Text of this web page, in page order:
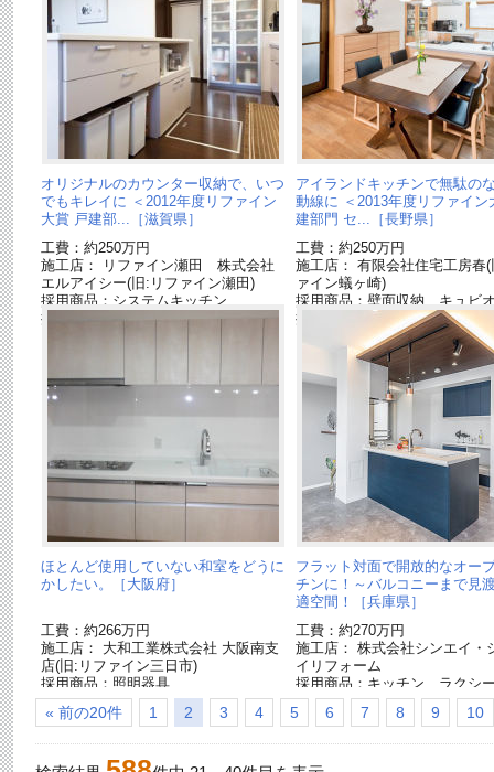
オリジナルのカウンター収納で、いつ
でもキレイに ＜2012年度リファイン
大賞 戸建部...［滋賀県］
工費：約250万円
施工店： リファイン瀬田 株式会社
エルアイシー(旧:リファイン瀬田)
採用商品：システムキッチン
採用商品：リビングステーションS[終
アイランドキッチンで無駄の
動線に ＜2013年度リファイン
建部門 セ...［長野県］
工費：約250万円
施工店： 有限会社住宅工房春
ァイン蟻ヶ崎)
採用商品：壁面収納 キュビ
採用商品：リビングステーシ
ほとんど使用していない和室をどうに
かしたい。［大阪府］
工費：約266万円
施工店： 大和工業株式会社 大阪南支
店(旧:リファイン三日市)
採用商品：照明器具
採用商品：キッチン ラクシーナ
採用商品：Archi-spec YUKA
フラット対面で開放的なオー
チンに！～バルコニーまで見
適空間！［兵庫県］
工費：約270万円
施工店： 株式会社シンエイ・
イリフォーム
採用商品：キッチン ラクシ
採用商品：カップボード ア
ウォール
« 前の20件 1 2 3 4 5 6 7 8 9 10